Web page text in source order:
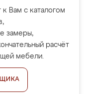
Вам с каталогом
замеры,
расчёт
мебели.